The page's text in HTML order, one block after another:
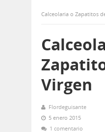
Calceolaria o Zapatitos
Virgen
Flordeguisante
5 enero 2015
1 comentario